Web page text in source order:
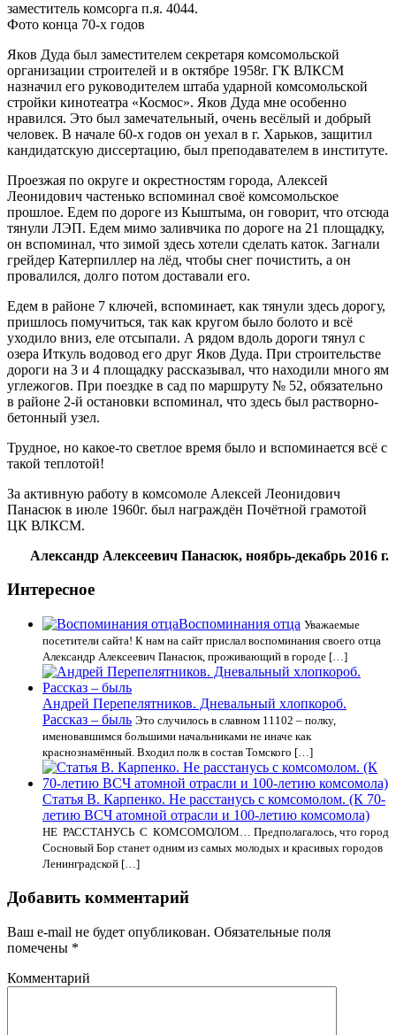
заместитель комсорга п.я. 4044.
Фото конца 70-х годов
Яков Дуда был заместителем секретаря комсомольской
организации строителей и в октябре 1958г. ГК ВЛКСМ
назначил его руководителем штаба ударной комсомольской
стройки кинотеатра «Космос». Яков Дуда мне особенно
нравился. Это был замечательный, очень весёлый и добрый
человек. В начале 60-х годов он уехал в г. Харьков, защитил
кандидатскую диссертацию, был преподавателем в институте.
Проезжая по округе и окрестностям города, Алексей
Леонидович частенько вспоминал своё комсомольское
прошлое. Едем по дороге из Кыштыма, он говорит, что отсюда
тянули ЛЭП. Едем мимо заливчика по дороге на 21 площадку,
он вспоминал, что зимой здесь хотели сделать каток. Загнали
грейдер Катерпиллер на лёд, чтобы снег почистить, а он
провалился, долго потом доставали его.
Едем в районе 7 ключей, вспоминает, как тянули здесь дорогу,
пришлось помучиться, так как кругом было болото и всё
уходило вниз, еле отсыпали. А рядом вдоль дороги тянул с
озера Иткуль водовод его друг Яков Дуда. При строительстве
дороги на 3 и 4 площадку рассказывал, что находили много ям
углежогов. При поездке в сад по маршруту № 52, обязательно
в районе 2-й остановки вспоминал, что здесь был растворно-
бетонный узел.
Трудное, но какое-то светлое время было и вспоминается всё с
такой теплотой!
За активную работу в комсомоле Алексей Леонидович
Панасюк в июле 1960г. был награждён Почётной грамотой
ЦК ВЛКСМ.
Александр Алексеевич Панасюк, ноябрь-декабрь 2016 г.
Интересное
Воспоминания отца Уважаемые
посетители сайта! К нам на сайт прислал воспоминания своего отца
Александр Алексеевич Панасюк, проживающий в городе […]
Андрей Перепелятников. Дневальный хлопкороб.
Рассказ – быль Это случилось в славном 11102 – полку,
именовавшимся большими начальниками не иначе как
краснознамённый. Входил полк в состав Томского […]
Статья В. Карпенко. Не расстанусь с комсомолом. (К 70-
летию ВСЧ атомной отрасли и 100-летию комсомола)
НЕ РАССТАНУСЬ С КОМСОМОЛОМ… Предполагалось, что город
Сосновый Бор станет одним из самых молодых и красивых городов
Ленинградской […]
Добавить комментарий
Ваш e-mail не будет опубликован. Обязательные поля
помечены *
Комментарий